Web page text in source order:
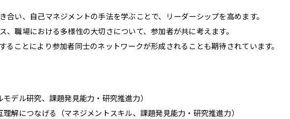
い、自己マネジメントの手法を学ぶことで、リーダーシップを高めます。
、職場における多様性の大切さについて、参加者が共に考えます。
ることにより参加者同士のネットワークが形成されることも期待されています。
ル研究、課題発見能力・研究推進力）
につなげる（マネジメントスキル、課題発見能力・研究推進力）